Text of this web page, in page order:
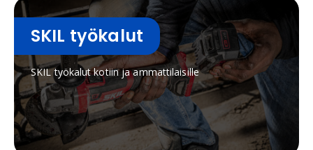
SKIL työkalut
SKIL työkalut kotiin ja ammattilaisille